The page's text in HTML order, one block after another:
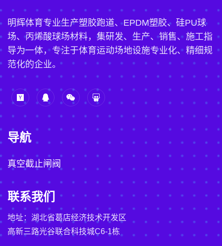
明辉体育专业生产塑胶跑道、EPDM塑胶、硅PU球
场、丙烯酸球场材料，集研发、生产、销售、施工指
导为一体，专注于体育运动场地设施专业化、精细规
范化的企业。
导航
真空截止闸阀
联系我们
地址：湖北省葛店经济技术开发区
高新三路光谷联合科技城C6-1栋